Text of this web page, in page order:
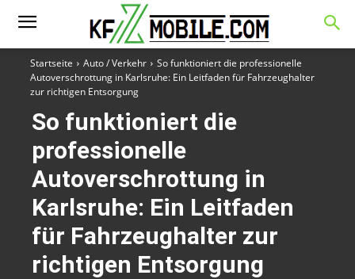
Startseite Auto / Verkehr
So funktioniert die professionelle
Autoverschrottung in Karlsruhe: Ein Leitfaden für Fahrzeughalter
zur richtigen Entsorgung
So funktioniert die
professionelle
Autoverschrottung in
Karlsruhe: Ein Leitfaden
für Fahrzeughalter zur
richtigen Entsorgung